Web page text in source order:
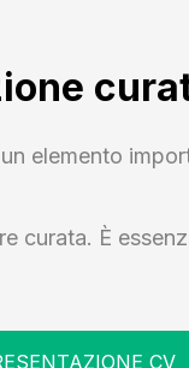
elemento
curata. È
CV